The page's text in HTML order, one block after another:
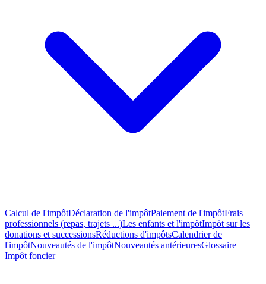
Calcul de l'impôtDéclaration de l'impôtPaiement de l'impôtFrais
professionnels (repas, trajets ...)Les enfants et l'impôtImpôt sur les
donations et successionsRéductions d'impôtsCalendrier de
l'impôtNouveautés de l'impôtNouveautés antérieuresGlossaire
Impôt foncier